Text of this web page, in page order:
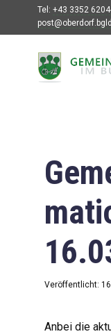
Tel: +43 3352
Bildung
Vereine
Veröffentlicht:
Anbei die